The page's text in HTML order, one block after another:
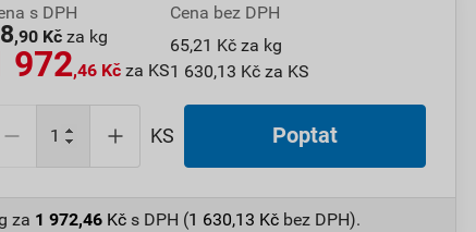
s DPH
,90 Kč za kg
972,46 Kč za KS
Cena bez DPH
65,21 Kč za kg
1 630,13 Kč za KS
KS Poptat
za 1 972,46 Kč s DPH (1 630,13 Kč bez DPH).